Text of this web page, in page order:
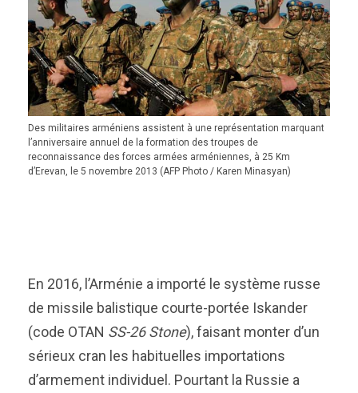
Des militaires arméniens assistent à une représentation marquant
l’anniversaire annuel de la formation des troupes de
reconnaissance des forces armées arméniennes, à 25 Km
d’Erevan, le 5 novembre 2013 (AFP Photo / Karen Minasyan)
En 2016, l’Arménie a importé le système russe
de missile balistique courte-portée Iskander
(code OTAN SS-26 Stone), faisant monter d’un
sérieux cran les habituelles importations
d’armement individuel. Pourtant la Russie a